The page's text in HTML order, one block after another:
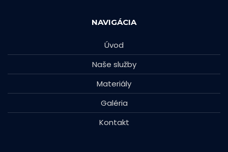
NAVIGÁCIA
Úvod
Naše služby
Materiály
Galéria
Kontakt